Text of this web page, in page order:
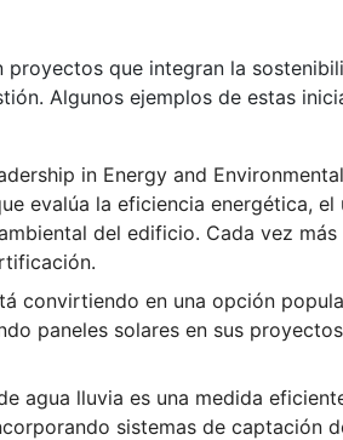
que integran la
Algunos ejemplos de estas
in Energy and
evalúa la eficiencia energética, el
del edificio. Cada vez
convirtiendo en una opción
paneles solares en sus
agua lluvia es una medida
sistemas de captación